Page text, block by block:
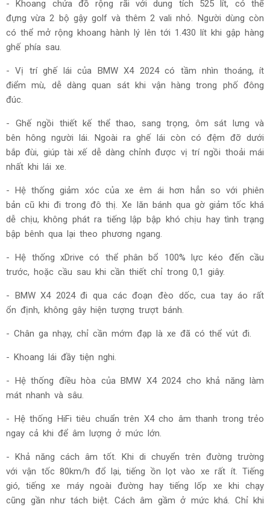
- Khoang chứa đồ rộng rãi với dung tích 525 lít, có thể
đựng vừa 2 bộ gậy golf và thêm 2 vali nhỏ. Người dùng còn
có thể mở rộng khoang hành lý lên tới 1.430 lít khi gập hàng
ghế phía sau.
- Vị trí ghế lái của BMW X4 2024 có tầm nhìn thoáng, ít
điểm mù, dễ dàng quan sát khi vận hàng trong phố đông
đúc.
- Ghế ngồi thiết kế thể thao, sang trọng, ôm sát lưng và
bên hông người lái. Ngoài ra ghế lái còn có đệm đỡ dưới
bắp đùi, giúp tài xế dễ dàng chỉnh được vị trí ngồi thoải mái
nhất khi lái xe.
- Hệ thống giảm xóc của xe êm ái hơn hẳn so với phiên
bản cũ khi đi trong đô thị. Xe lăn bánh qua gờ giảm tốc khá
dễ chịu, không phát ra tiếng lập bập khó chịu hay tình trạng
bập bênh qua lại theo phương ngang.
- Hệ thống xDrive có thể phân bổ 100% lực kéo đến cầu
trước, hoặc cầu sau khi cần thiết chỉ trong 0,1 giây.
- BMW X4 2024 đi qua các đoạn đèo dốc, cua tay áo rất
ổn định, không gây hiện tượng trượt bánh.
- Chân ga nhạy, chỉ cần mớm đạp là xe đã có thể vút đi.
- Khoang lái đầy tiện nghi.
- Hệ thống điều hòa của BMW X4 2024 cho khả năng làm
mát nhanh và sâu.
- Hệ thống HiFi tiêu chuẩn trên X4 cho âm thanh trong trẻo
ngay cả khi để âm lượng ở mức lớn.
- Khả năng cách âm tốt. Khi di chuyển trên đường trường
với vận tốc 80km/h đổ lại, tiếng ồn lọt vào xe rất ít. Tiếng
gió, tiếng xe máy ngoài đường hay tiếng lốp xe khi chạy
cũng gần như tách biệt. Cách âm gầm ở mức khá. Chỉ khi